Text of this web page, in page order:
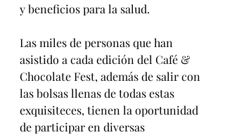
y beneficios para la salud.
Las miles de personas que han
asistido a cada edición del Café &
Chocolate Fest, además de salir con
las bolsas llenas de todas estas
exquisiteces, tienen la oportunidad
de participar en diversas